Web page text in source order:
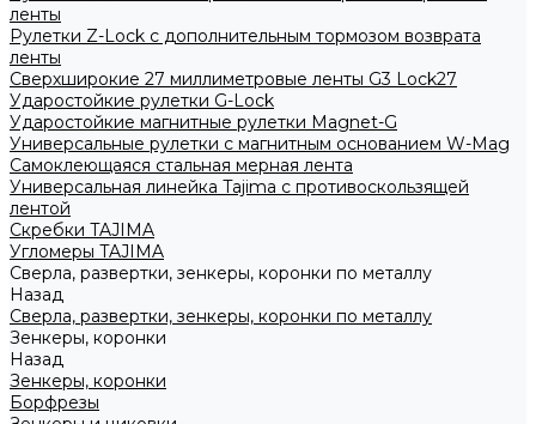
ленты
Рулетки Z-Lock с дополнительным тормозом возврата
ленты
Сверхширокие 27 миллиметровые ленты G3 Lock27
Ударостойкие рулетки G-Lock
Ударостойкие магнитные рулетки Magnet-G
Универсальные рулетки с магнитным основанием W-Mag
Самоклеющаяся стальная мерная лента
Универсальная линейка Tajima с противоскользящей
лентой
Скребки TAJIMA
Угломеры TAJIMA
Сверла, развертки, зенкеры, коронки по металлу
Назад
Сверла, развертки, зенкеры, коронки по металлу
Зенкеры, коронки
Назад
Зенкеры, коронки
Борфрезы